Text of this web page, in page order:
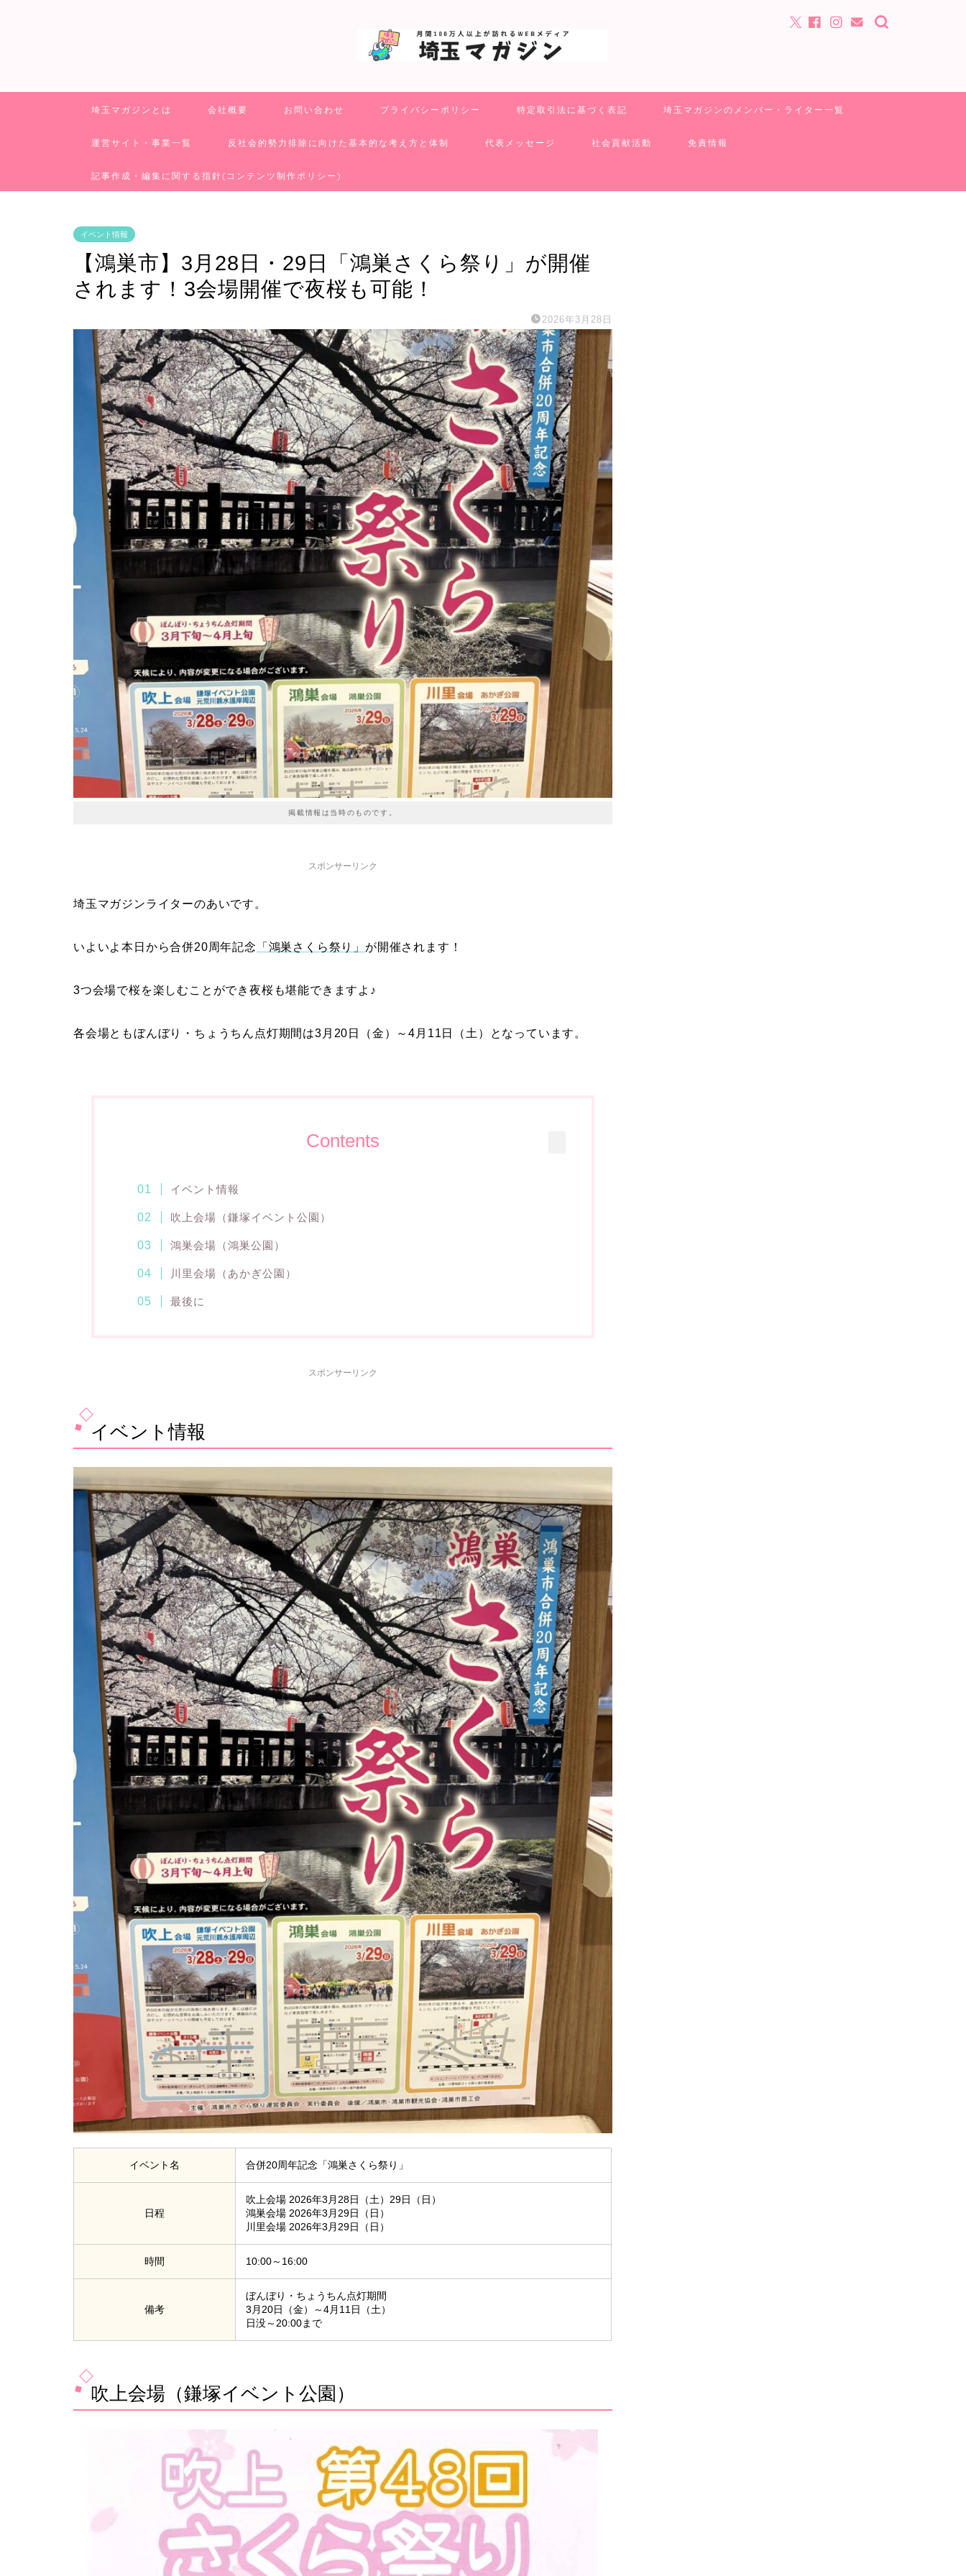
埼玉マガジンとは 会社概要 お問い合わせ プライバシーポリシー 特定取引法に基づく表記 埼玉マガジンのメンバー・ライター一覧
運営サイト・事業一覧 反社会的勢力排除に向けた基本的な考え方と体制 代表メッセージ 社会貢献活動 免責情報
記事作成・編集に関する指針(コンテンツ制作ポリシー)
イベント情報
【鴻巣市】3月28日・29日「鴻巣さくら祭り」が開催
されます！3会場開催で夜桜も可能！
2026年3月28日
掲載情報は当時のものです。
スポンサーリンク
埼玉マガジンライターのあいです。
いよいよ本日から合併20周年記念 「鴻巣さくら祭り」 が開催されます！
3つ会場で桜を楽しむことができ夜桜も堪能できますよ♪
各会場ともぼんぼり・ちょうちん点灯期間は3月20日（金）～4月11日（土）となっています。
Contents
イベント情報
吹上会場（鎌塚イベント公園）
鴻巣会場（鴻巣公園）
川里会場（あかぎ公園）
最後に
スポンサーリンク
イベント情報
イベント名 合併20周年記念「鴻巣さくら祭り」
日程
吹上会場 2026年3月28日（土）29日（日）
鴻巣会場 2026年3月29日（日）
川里会場 2026年3月29日（日）
時間 10:00～16:00
備考
ぼんぼり・ちょうちん点灯期間
3月20日（金）～4月11日（土）
日没～20:00まで
吹上会場（鎌塚イベント公園）